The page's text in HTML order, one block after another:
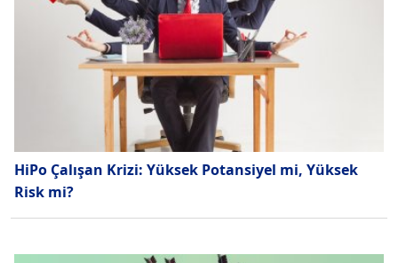
HiPo Çalışan Krizi: Yüksek Potansiyel mi, Yüksek
Risk mi?